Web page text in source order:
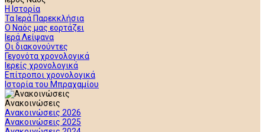
Η Ιστορία
Τα Ιερά Παρεκκλήσια
Ο Ναός μας εορτάζει
Ιερά Λείψανα
Οι διακονούντες
Γεγονότα χρονολογικά
Ιερείς χρονολογικά
Επίτροποι χρονολογικά
Ιστορία του Μπραχαμίου
Ανακοινώσεις
Ανακοινώσεις 2026
Ανακοινώσεις 2025